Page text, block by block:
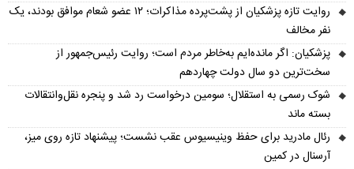
روایت تازه پزشکیان از پشت‌پرده مذاکرات؛ ۱۲ عضو شعام موافق بودند، یک
نفر مخالف
پزشکیان: اگر مانده‌ایم به‌خاطر مردم است؛ روایت رئیس‌جمهور از
سخت‌ترین دو سال دولت چهاردهم
شوک رسمی به استقلال؛ سومین درخواست رد شد و پنجره نقل‌وانتقالات
بسته ماند
رئال مادرید برای حفظ وینیسیوس عقب نشست؛ پیشنهاد تازه روی میز،
آرسنال در کمین